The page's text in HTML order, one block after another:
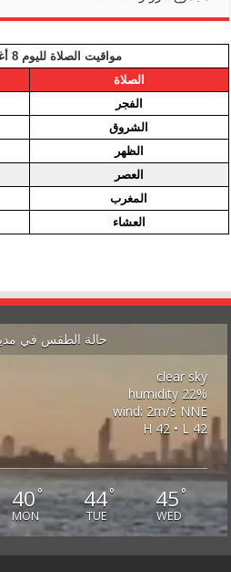
مواقيت الصلاة لليوم 8 أغسطس 2026
الصلاة
الفجر
الشروق
الظهر
العصر
المغرب
العشاء
حالة الطقس في
clear sky
22% humidity
wind: 2m/s NNE
H 42 • L 42
40°
MON
44°
TUE
45°
WED